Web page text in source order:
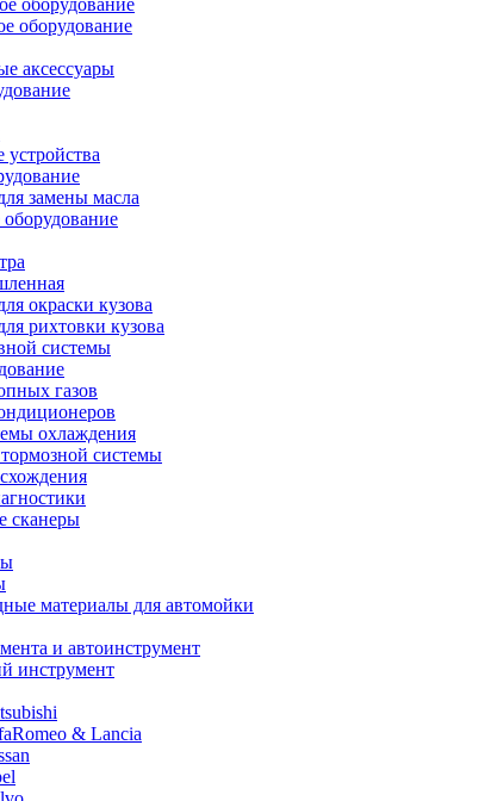
оборудование
оборудование
аксессуары
устройства
замены масла
окраски кузова
рихтовки кузова
системы
газов
охлаждения
системы
сканеры
материалы для автомойки
и автоинструмент
инструмент
& Lancia